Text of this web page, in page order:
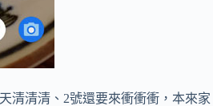
清清清、2號還要來衝衝衝，本來家